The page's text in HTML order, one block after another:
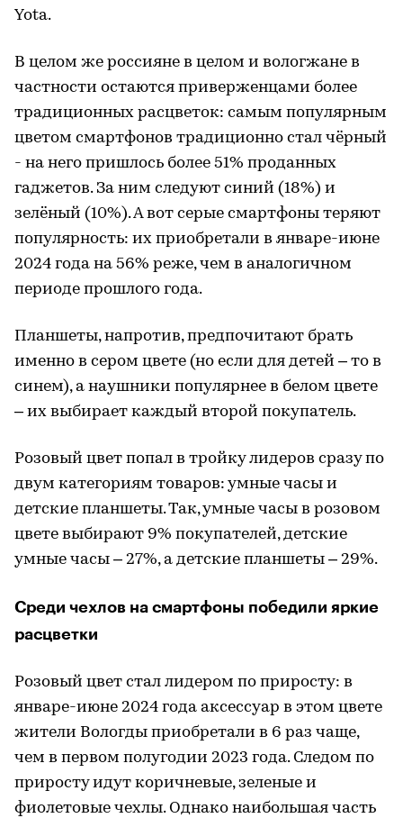
Yota.
В целом же россияне в целом и вологжане в
частности остаются приверженцами более
традиционных расцветок: самым популярным
цветом смартфонов традиционно стал чёрный
- на него пришлось более 51% проданных
гаджетов. За ним следуют синий (18%) и
зелёный (10%). А вот серые смартфоны теряют
популярность: их приобретали в январе-июне
2024 года на 56% реже, чем в аналогичном
периоде прошлого года.
Планшеты, напротив, предпочитают брать
именно в сером цвете (но если для детей – то в
синем), а наушники популярнее в белом цвете
– их выбирает каждый второй покупатель.
Розовый цвет попал в тройку лидеров сразу по
двум категориям товаров: умные часы и
детские планшеты. Так, умные часы в розовом
цвете выбирают 9% покупателей, детские
умные часы – 27%, а детские планшеты – 29%.
Среди чехлов на смартфоны победили яркие
расцветки
Розовый цвет стал лидером по приросту: в
январе-июне 2024 года аксессуар в этом цвете
жители Вологды приобретали в 6 раз чаще,
чем в первом полугодии 2023 года. Следом по
приросту идут коричневые, зеленые и
фиолетовые чехлы. Однако наибольшая часть